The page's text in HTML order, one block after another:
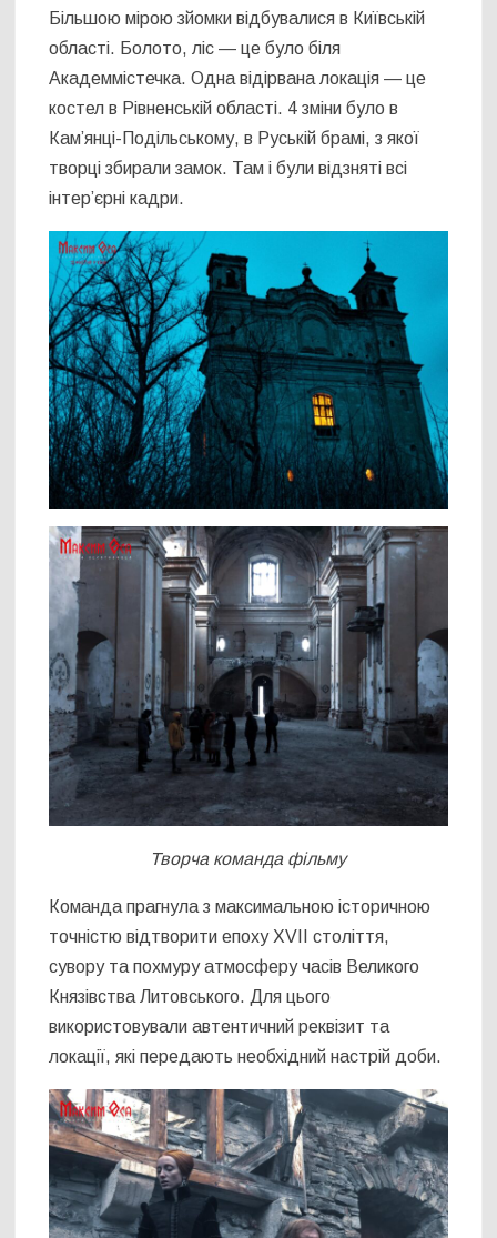
Більшою мірою зйомки відбувалися в Київській
області. Болото, ліс — це було біля
Академмістечка. Одна відірвана локація — це
костел в Рівненській області. 4 зміни було в
Кам’янці-Подільському, в Руській брамі, з якої
творці збирали замок. Там і були відзняті всі
інтер’єрні кадри.
Творча команда фільму
Команда прагнула з максимальною історичною
точністю відтворити епоху XVII століття,
сувору та похмуру атмосферу часів Великого
Князівства Литовського. Для цього
використовували автентичний реквізит та
локації, які передають необхідний настрій доби.